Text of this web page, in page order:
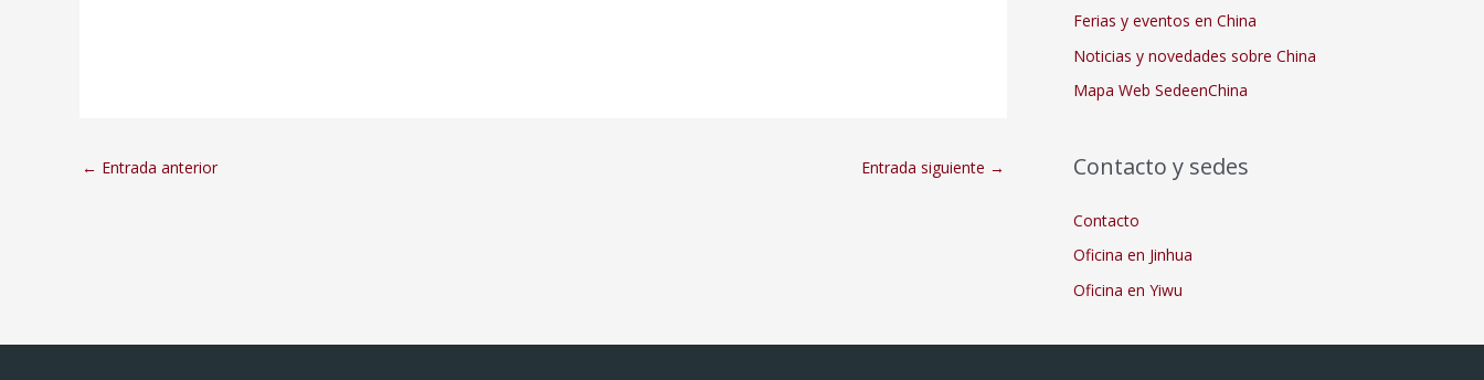
← Entrada anterior Entrada siguiente →
Ferias y eventos en China
Noticias y novedades sobre China
Mapa Web SedeenChina
Contacto y sedes
Contacto
Oficina en Jinhua
Oficina en Yiwu